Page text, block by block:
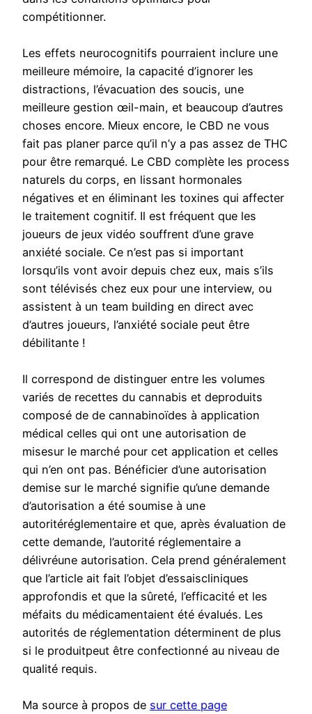
compétitionner.
Les effets neurocognitifs pourraient inclure une
meilleure mémoire, la capacité d’ignorer les
distractions, l’évacuation des soucis, une
meilleure gestion œil-main, et beaucoup d’autres
choses encore. Mieux encore, le CBD ne vous
fait pas planer parce qu’il n’y a pas assez de THC
pour être remarqué. Le CBD complète les process
naturels du corps, en lissant hormonales
négatives et en éliminant les toxines qui affecter
le traitement cognitif. Il est fréquent que les
joueurs de jeux vidéo souffrent d’une grave
anxiété sociale. Ce n’est pas si important
lorsqu’ils vont avoir depuis chez eux, mais s’ils
sont télévisés chez eux pour une interview, ou
assistent à un team building en direct avec
d’autres joueurs, l’anxiété sociale peut être
débilitante !
Il correspond de distinguer entre les volumes
variés de recettes du cannabis et deproduits
composé de de cannabinoïdes à application
médical celles qui ont une autorisation de
misesur le marché pour cet application et celles
qui n’en ont pas. Bénéficier d’une autorisation
demise sur le marché signifie qu’une demande
d’autorisation a été soumise à une
autoritéréglementaire et que, après évaluation de
cette demande, l’autorité réglementaire a
délivréune autorisation. Cela prend généralement
que l’article ait fait l’objet d’essaiscliniques
approfondis et que la sûreté, l’efficacité et les
méfaits du médicamentaient été évalués. Les
autorités de réglementation déterminent de plus
si le produitpeut être confectionné au niveau de
qualité requis.
Ma source à propos de sur cette page